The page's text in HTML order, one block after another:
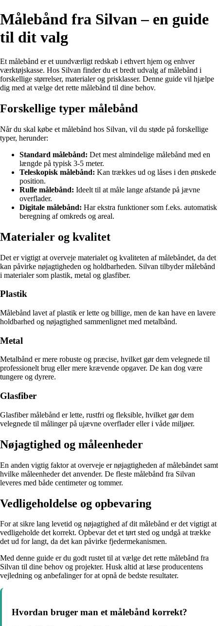
Målebånd fra Silvan – en guide
til dit valg
Et målebånd er et uundværligt redskab i ethvert hjem og enhver
værktøjskasse. Hos Silvan finder du et bredt udvalg af målebånd i
forskellige størrelser, materialer og prisklasser. Denne guide vil hjælpe
dig med at vælge det rette målebånd til dine behov.
Forskellige typer målebånd
Når du skal købe et målebånd hos Silvan, vil du støde på forskellige
typer, herunder:
Standard målebånd: Det mest almindelige målebånd med en
længde på typisk 3-5 meter.
Teleskopisk målebånd: Kan trækkes ud og låses i den ønskede
position.
Rulle målebånd: Ideelt til at måle lange afstande på jævne
overflader.
Digitale målebånd: Har ekstra funktioner som f.eks. automatisk
beregning af omkreds og areal.
Materialer og kvalitet
Det er vigtigt at overveje materialet og kvaliteten af målebåndet, da det
kan påvirke nøjagtigheden og holdbarheden. Silvan tilbyder målebånd
i materialer som plastik, metal og glasfiber.
Plastik
Målebånd lavet af plastik er lette og billige, men de kan have en lavere
holdbarhed og nøjagtighed sammenlignet med metalbånd.
Metal
Metalbånd er mere robuste og præcise, hvilket gør dem velegnede til
professionelt brug eller mere krævende opgaver. De kan dog være
tungere og dyrere.
Glasfiber
Glasfiber målebånd er lette, rustfri og fleksible, hvilket gør dem
velegnede til målinger på ujævne overflader eller i våde miljøer.
Nøjagtighed og måleenheder
En anden vigtig faktor at overveje er nøjagtigheden af målebåndet samt
hvilke måleenheder det anvender. De fleste målebånd fra Silvan
leveres med både centimeter og tommer.
Vedligeholdelse og opbevaring
For at sikre lang levetid og nøjagtighed af dit målebånd er det vigtigt at
vedligeholde det korrekt. Opbevar det et tørt sted og undgå at trække
det ud for langt, da det kan påvirke fjedermekanismen.
Med denne guide er du godt rustet til at vælge det rette målebånd fra
Silvan til dine behov og projekter. Husk altid at læse producentens
vejledning og anbefalinger for at opnå de bedste resultater.
Hvordan bruger man et målebånd korrekt?